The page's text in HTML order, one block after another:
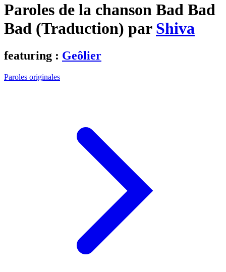
Paroles de la chanson Bad Bad
Bad (Traduction) par Shiva
featuring : Geôlier
Paroles originales